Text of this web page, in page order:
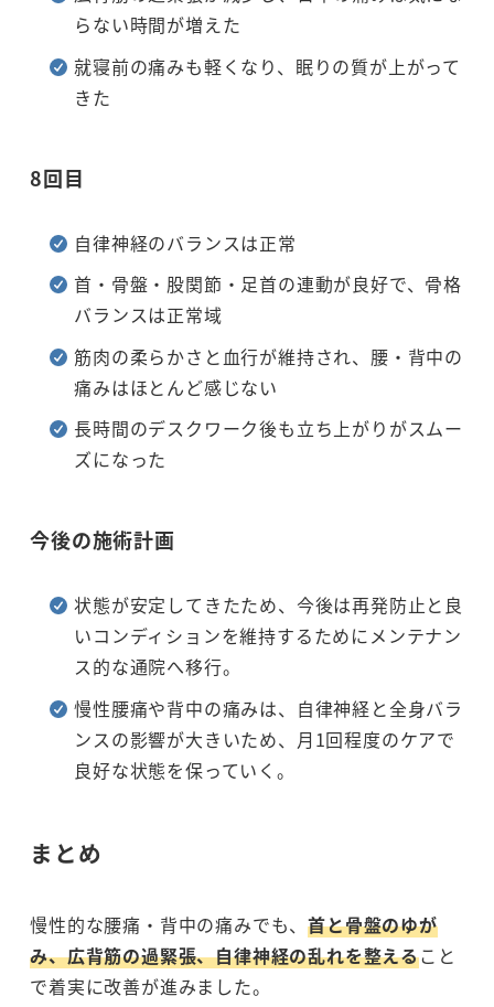
らない時間が増えた
就寝前の痛みも軽くなり、眠りの質が上がって
きた
8回目
自律神経のバランスは正常
首・骨盤・股関節・足首の連動が良好で、骨格
バランスは正常域
筋肉の柔らかさと血行が維持され、腰・背中の
痛みはほとんど感じない
長時間のデスクワーク後も立ち上がりがスムー
ズになった
今後の施術計画
状態が安定してきたため、今後は再発防止と良
いコンディションを維持するためにメンテナン
ス的な通院へ移行。
慢性腰痛や背中の痛みは、自律神経と全身バラ
ンスの影響が大きいため、月1回程度のケアで
良好な状態を保っていく。
まとめ
慢性的な腰痛・背中の痛みでも、首と骨盤のゆが
み、広背筋の過緊張、自律神経の乱れを整えること
で着実に改善が進みました。